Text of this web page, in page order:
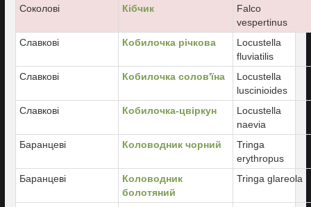
Соколові
Кібчик
Falco
vespertinus
Славкові
Кобилочка річкова
Locustella
fluviatilis
Славкові
Кобилочка солов'їна
Locustella
luscinioides
Славкові
Кобилочка-цвіркун
Locustella
naevia
Баранцеві
Коловодник чорний
Tringa
erythropus
Баранцеві
Коловодник
болотяний
Tringa glareola